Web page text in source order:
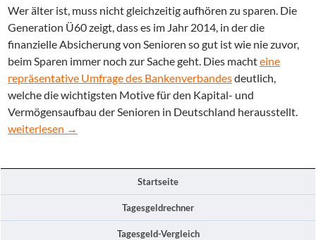
Wer älter ist, muss nicht gleichzeitig aufhören zu sparen. Die
Generation Ü60 zeigt, dass es im Jahr 2014, in der die
finanzielle Absicherung von Senioren so gut ist wie nie zuvor,
beim Sparen immer noch zur Sache geht. Dies machteine
repräsentative Umfrage des Bankenverbandesdeutlich,
welche die wichtigsten Motive für den Kapital- und
Vermögensaufbau der Senioren in Deutschland herausstellt.
So sparen Senioren im Jahr 2014
weiterlesen →
Startseite
Tagesgeldrechner
Tagesgeld-Vergleich